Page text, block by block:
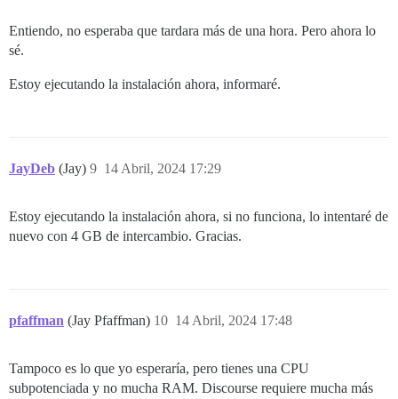
Entiendo, no esperaba que tardara más de una hora. Pero ahora lo
sé.
Estoy ejecutando la instalación ahora, informaré.
JayDeb (Jay) 14 Abril, 2024 17:29
9
Estoy ejecutando la instalación ahora, si no funciona, lo intentaré de
nuevo con 4 GB de intercambio. Gracias.
pfaffman (Jay Pfaffman) 14 Abril, 2024 17:48
10
Tampoco es lo que yo esperaría, pero tienes una CPU
subpotenciada y no mucha RAM. Discourse requiere mucha más